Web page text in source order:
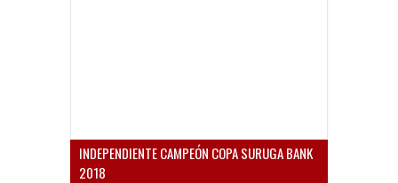
INDEPENDIENTE CAMPEÓN COPA SURUGA BANK
2018